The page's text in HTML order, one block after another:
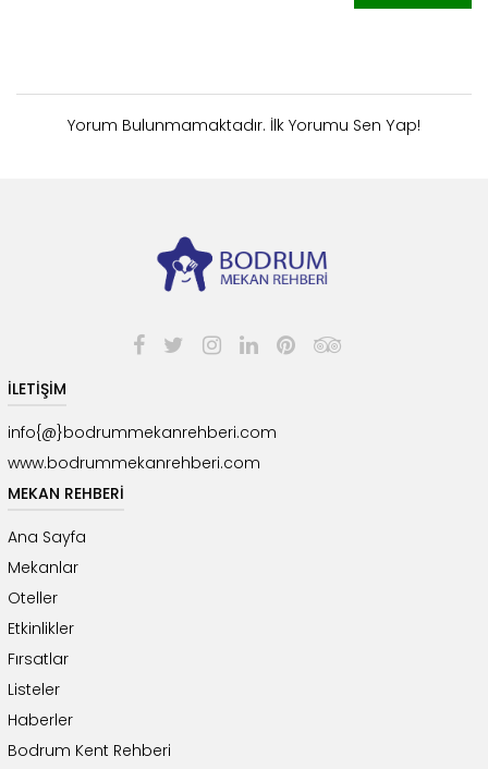
Yorum Bulunmamaktadır. İlk Yorumu Sen Yap!
İLETİŞİM
info{@}bodrummekanrehberi.com
www.bodrummekanrehberi.com
MEKAN REHBERİ
Ana Sayfa
Mekanlar
Oteller
Etkinlikler
Fırsatlar
Listeler
Haberler
Bodrum Kent Rehberi